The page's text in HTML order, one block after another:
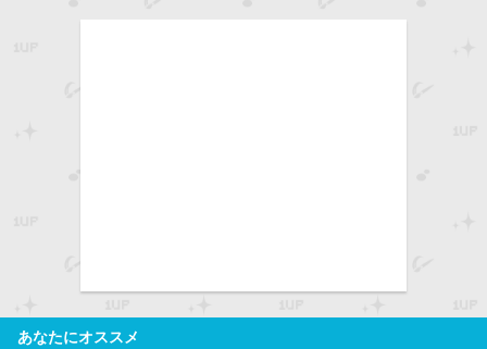
あなたにオススメ